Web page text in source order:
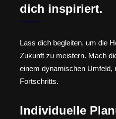
dich inspiriert.
Lass dich begleiten, um die
Zukunft zu meistern. Mach
einem dynamischen Umfeld,
Fortschritts.
Individuelle